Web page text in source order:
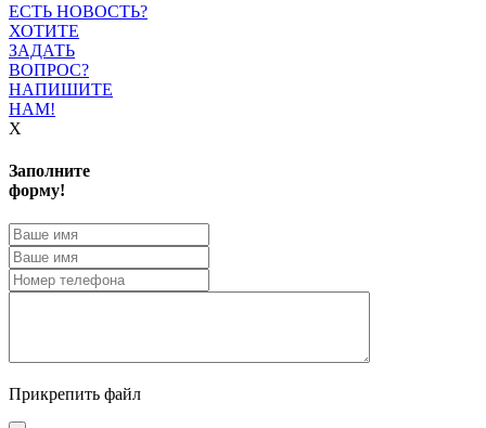
ЕСТЬ НОВОСТЬ?
ХОТИТЕ
ЗАДАТЬ
ВОПРОС?
НАПИШИТЕ
НАМ!
X
Заполните
форму!
Прикрепить файл